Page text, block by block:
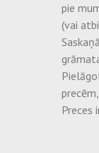
pie
(vai
Preces